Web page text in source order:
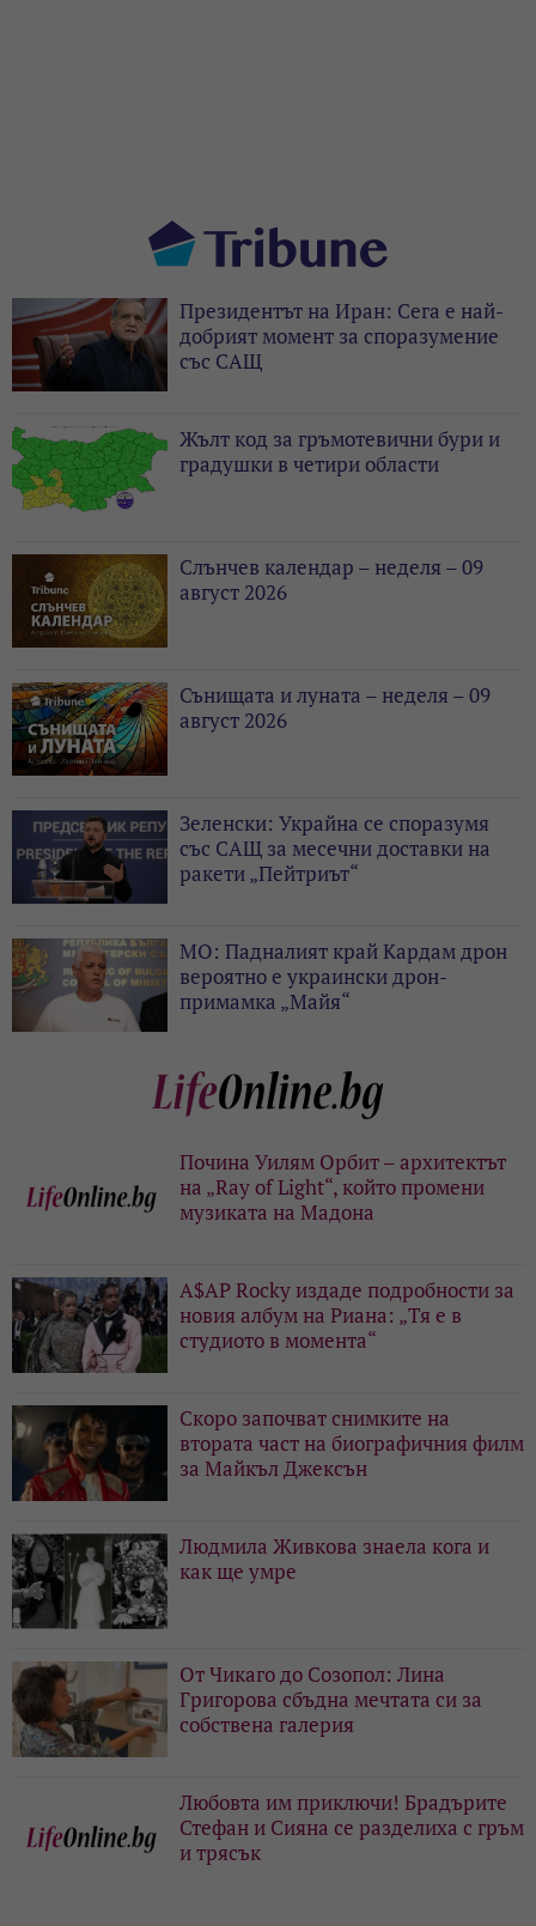
Президентът на Иран: Сега е най-
добрият момент за споразумение
със САЩ
Жълт код за гръмотевични бури и
градушки в четири области
Слънчев календар – неделя – 09
август 2026
Сънищата и луната – неделя – 09
август 2026
Зеленски: Украйна се споразумя
със САЩ за месечни доставки на
ракети „Пейтриът“
МО: Падналият край Кардам дрон
вероятно е украински дрон-
примамка „Майя“
Почина Уилям Орбит – архитектът
на „Ray of Light“, който промени
музиката на Мадона
A$AP Rocky издаде подробности за
новия албум на Риана: „Тя е в
студиото в момента“
Скоро започват снимките на
втората част на биографичния филм
за Майкъл Джексън
Людмила Живкова знаела кога и
как ще умре
От Чикаго до Созопол: Лина
Григорова сбъдна мечтата си за
собствена галерия
Любовта им приключи! Брадърите
Стефан и Сияна се разделиха с гръм
и трясък